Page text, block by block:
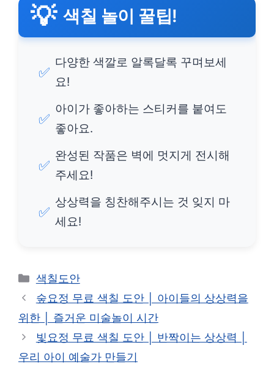
💡 색칠 놀이 꿀팁!
✅
다양한 색깔로 알록달록 꾸며보세
요!
✅
아이가 좋아하는 스티커를 붙여도
좋아요.
✅
완성된 작품은 벽에 멋지게 전시해
주세요!
✅
상상력을 칭찬해주시는 것 잊지 마
세요!
카
테
고
리
색칠도안
숲요정 무료 색칠 도안 │ 아이들의 상상력을
위한 │ 즐거운 미술놀이 시간
빛요정 무료 색칠 도안 │ 반짝이는 상상력 │
우리 아이 예술가 만들기